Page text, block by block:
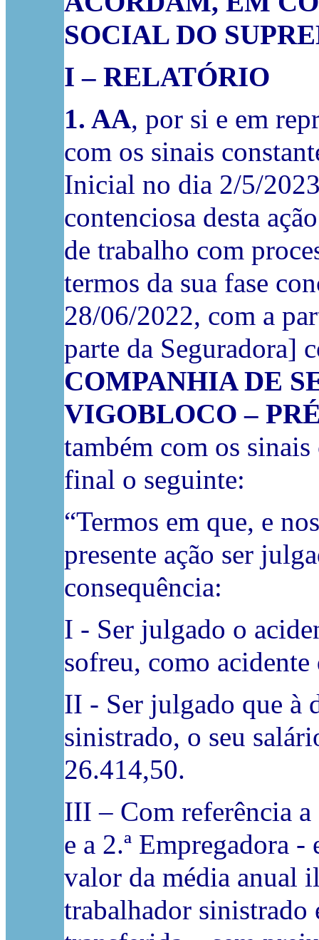
SOCIAL DO
I – RELATÓRIO
1. AA, por si e em
com os sinais
Inicial no dia 2/5/
contenciosa desta
de trabalho com
termos da sua fase
28/06/2022, com a
parte da Seguradora]
COMPANHIA DE
VIGOBLOCO –
também com os
final o seguinte:
“Termos em que, e
presente ação ser
consequência:
I - Ser julgado o
sofreu, como
II - Ser julgado que à
sinistrado, o seu
26.414,50.
III – Com referência a
e a 2.ª Empregadora
valor da média anual
trabalhador sinistrado